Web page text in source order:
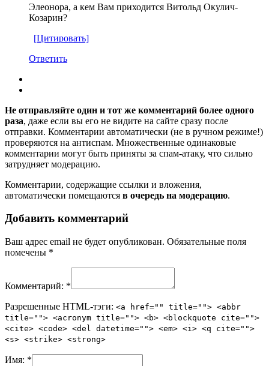
Элеонора, а кем Вам приходится Витольд Окулич-
Козарин?
[Цитировать]
Ответить
Не отправляйте один и тот же комментарий более одного
раза, даже если вы его не видите на сайте сразу после
отправки. Комментарии автоматически (не в ручном режиме!)
проверяются на антиспам. Множественные одинаковые
комментарии могут быть приняты за спам-атаку, что сильно
затрудняет модерацию.
Комментарии, содержащие ссылки и вложения,
автоматически помещаются в очередь на модерацию.
Добавить комментарий
Ваш адрес email не будет опубликован. Обязательные поля
помечены *
Комментарий: *
Разрешенные HTML-тэги: <a href="" title=""> <abbr
title=""> <acronym title=""> <b> <blockquote cite="">
<cite> <code> <del datetime=""> <em> <i> <q cite="">
<s> <strike> <strong>
Имя: *